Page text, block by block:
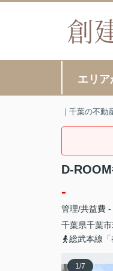
エリア
｜千葉の不動
D-
-
管理/共益費 -
千葉県千葉
総武本線
1/7